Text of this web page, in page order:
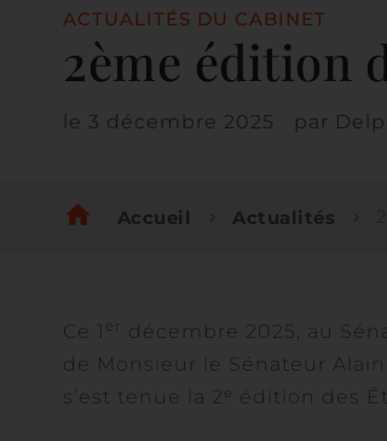
ACTUALITÉS DU CABINET
2ème édition
le 3 décembre 2025 par
home Accueil Actualités
Ce 1
décembre 2025, au
de Monsieur le Sénateur
s’est tenue la 2ᵉ édition des